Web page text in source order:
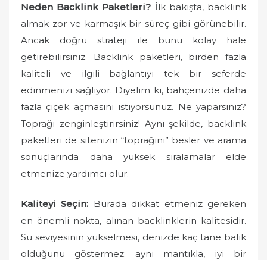
Neden Backlink Paketleri? İlk bakışta, backlink
almak zor ve karmaşık bir süreç gibi görünebilir.
Ancak doğru strateji ile bunu kolay hale
getirebilirsiniz. Backlink paketleri, birden fazla
kaliteli ve ilgili bağlantıyı tek bir seferde
edinmenizi sağlıyor. Diyelim ki, bahçenizde daha
fazla çiçek açmasını istiyorsunuz. Ne yaparsınız?
Toprağı zenginleştirirsiniz! Aynı şekilde, backlink
paketleri de sitenizin “toprağını” besler ve arama
sonuçlarında daha yüksek sıralamalar elde
etmenize yardımcı olur.
Kaliteyi Seçin: Burada dikkat etmeniz gereken
en önemli nokta, alınan backlinklerin kalitesidir.
Su seviyesinin yükselmesi, denizde kaç tane balık
olduğunu göstermez; aynı mantıkla, iyi bir